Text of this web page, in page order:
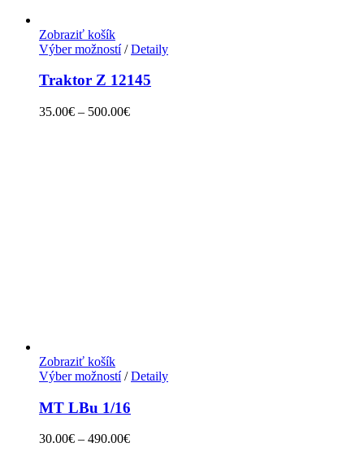
Zobraziť košík
Výber možností/ Detaily
Traktor Z 12145
35.00€ – 500.00€
Zobraziť košík
Výber možností/ Detaily
MT LBu 1/16
30.00€ – 490.00€